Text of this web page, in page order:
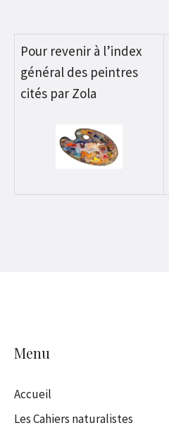
Pour revenir à l’index
général des peintres
cités par Zola
Menu
Accueil
Les Cahiers naturalistes